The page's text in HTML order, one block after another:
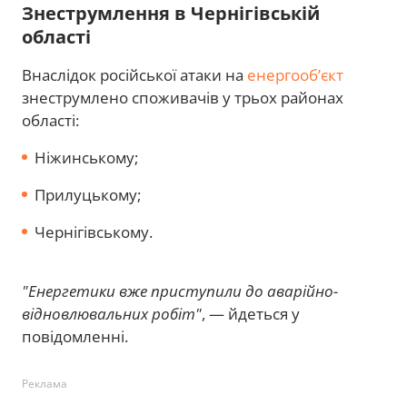
Знеструмлення в Чернігівській
області
Внаслідок російської атаки на енергообʼєкт
знеструмлено споживачів у трьох районах
області:
Ніжинському;
Прилуцькому;
Чернігівському.
"Енергетики вже приступили до аварійно-
відновлювальних робіт", — йдеться у
повідомленні.
Реклама